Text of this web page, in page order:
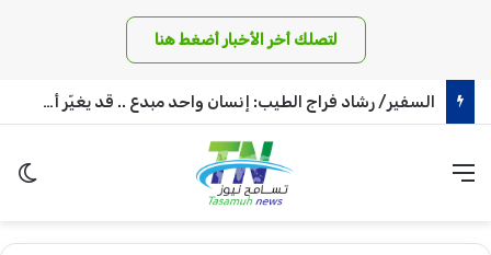
لتصلك أخر الأخبار أضغط هنا
السفير/ رشاد فراج الطيب: إنسان واحد مبدع .. قد يغيّر أمة !
القائمة